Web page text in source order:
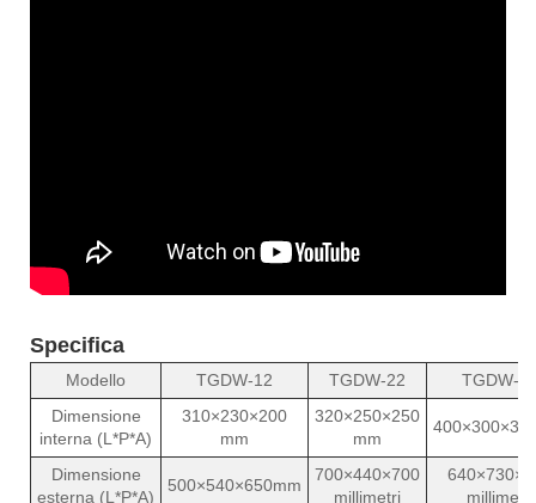
Specifica
Modello TGDW-12 TGDW-22
TGDW-
Dimensione
interna (L*P*A)
310×230×200
mm
320×250×250
mm
Dimensione
esterna (L*P*A)
500×540×650mm
700×440×700
millimetri
millimetri